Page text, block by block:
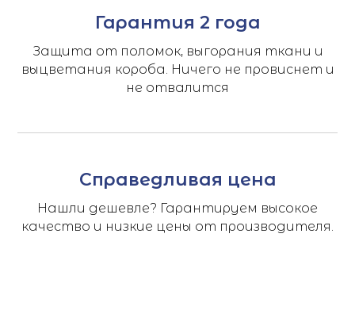
Гарантия 2 года
Защита от поломок, выгорания ткани и
выцветания короба. Ничего не провиснет и
не отвалится
Справедливая цена
Нашли дешевле? Гарантируем высокое
качество и низкие цены от производителя.